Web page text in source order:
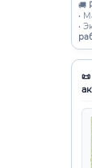
🚚
•
•